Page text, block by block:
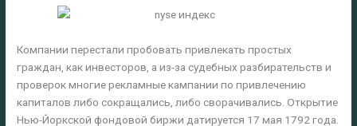
Компании перестали пробовать привлекать простых
граждан, как инвесторов, а из-за судебных разбирательств и
проверок многие рекламные кампании по привлечению
капиталов либо сокращались, либо сворачивались. Открытие
Нью-Йоркской фондовой биржи датируется 17 мая 1792 года.